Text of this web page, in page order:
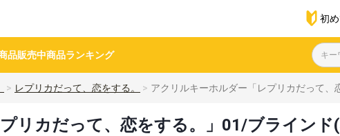
初
品販売中商品ランキング
レプリカだって、恋をする。 アクリルキーホルダー「レプリカだって
リカだって、恋をする。」01/ブライン